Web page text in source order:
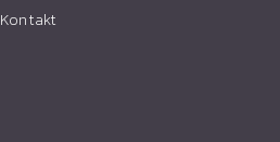
Kontakt